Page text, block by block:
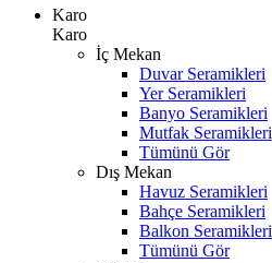
Karo
Karo
İç Mekan
Duvar Seramikleri
Yer Seramikleri
Banyo Seramikleri
Mutfak Seramikleri
Tümünü Gör
Dış Mekan
Havuz Seramikleri
Bahçe Seramikleri
Balkon Seramikleri
Tümünü Gör